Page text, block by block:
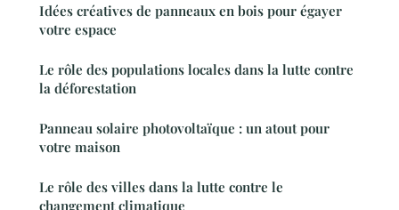
Idées créatives de panneaux en bois pour égayer
votre espace
Le rôle des populations locales dans la lutte contre
la déforestation
Panneau solaire photovoltaïque : un atout pour
votre maison
Le rôle des villes dans la lutte contre le
changement climatique